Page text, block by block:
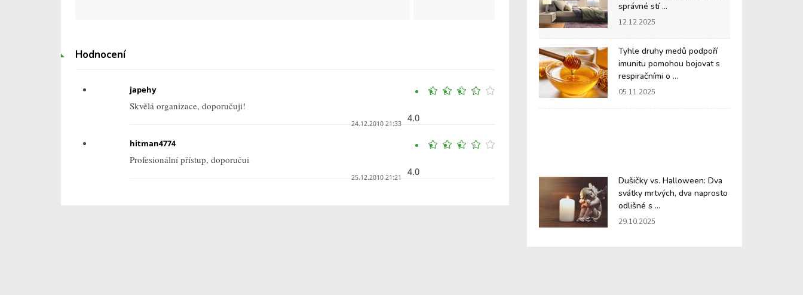
Hodnocení
4.0
japehy
Skvělá organizace, doporučuji!
24.12.2010 21:33
4.0
hitman4774
Profesionální přístup, doporučui
25.12.2010 21:21
správné stí ...
12.12.2025
Tyhle druhy medů podpoří
imunitu pomohou bojovat s
respiračními o ...
05.11.2025
Dušičky vs. Halloween: Dva
svátky mrtvých, dva naprosto
odlišné s ...
29.10.2025